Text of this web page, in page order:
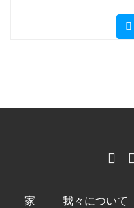
家 我々について